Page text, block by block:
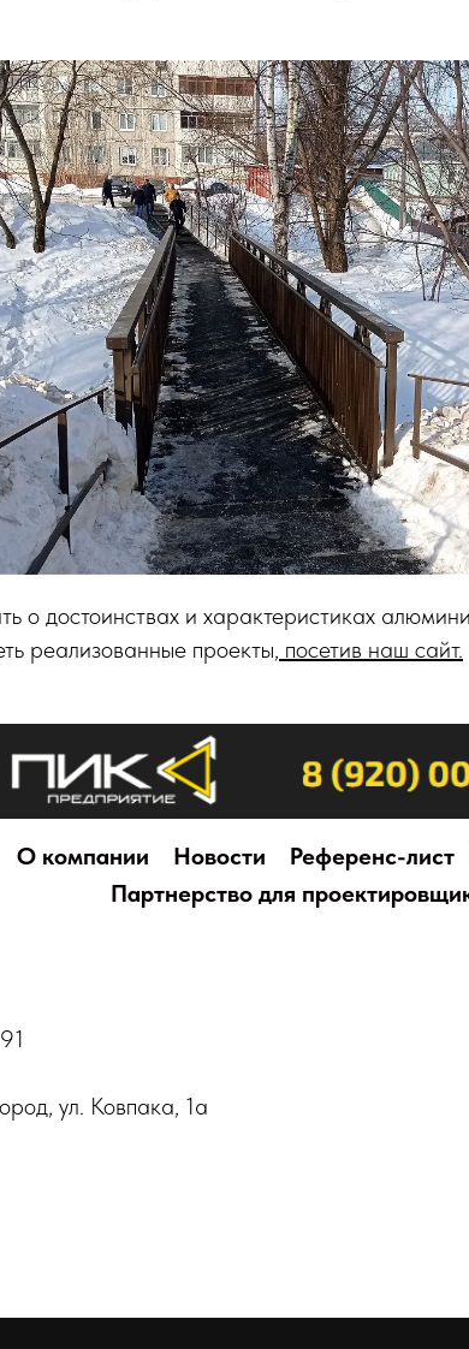
о достоинствах и характеристиках
реализованные проекты, посетив наш сайт.
О компании Новости Референс-лист
Партнерство для
ул. Ковпака, 1а